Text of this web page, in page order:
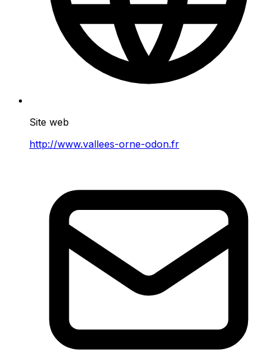
Site web
http://www.vallees-orne-odon.fr